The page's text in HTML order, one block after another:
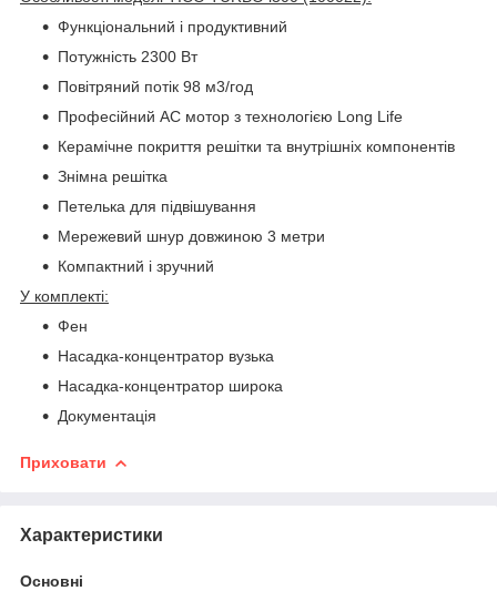
Функціональний і продуктивний
Потужність 2300 Вт
Повітряний потік 98 м3/год
Професійний AC мотор з технологією Long Life
Керамічне покриття решітки та внутрішніх компонентів
Знімна решітка
Петелька для підвішування
Мережевий шнур довжиною 3 метри
Компактний і зручний
У комплекті:
Фен
Насадка-концентратор вузька
Насадка-концентратор широка
Документація
Приховати
Характеристики
Основні